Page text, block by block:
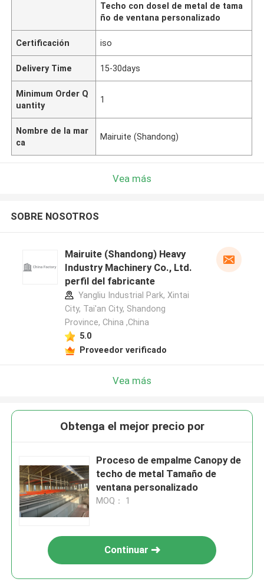
Techo con dosel de metal de tama
ño de ventana personalizado
Certificación iso
Delivery Time 15-30days
Minimum Order Q
uantity
1
Nombre de la mar
ca
Mairuite (Shandong)
Vea más
SOBRE NOSOTROS
Mairuite (Shandong) Heavy
Industry Machinery Co., Ltd.
perfil del fabricante
Yangliu Industrial Park, Xintai
City, Tai'an City, Shandong
Province, China ,China
5.0
Proveedor verificado
Vea más
Obtenga el mejor precio por
Proceso de empalme Canopy de
techo de metal Tamaño de
ventana personalizado
MOQ： 1
Continuar